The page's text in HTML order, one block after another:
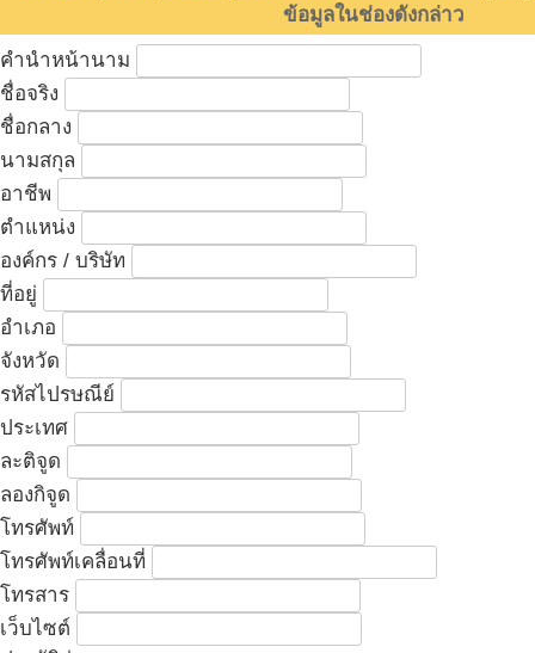
ข้อมูลในช่องดังกล่าว
คำนำหน้านาม
ชื่อจริง
ชื่อกลาง
นามสกุล
อาชีพ
ตำแหน่ง
องค์กร / บริษัท
ที่อยู่
อำเภอ
จังหวัด
รหัสไปรษณีย์
ประเทศ
ละติจูด
ลองกิจูด
โทรศัพท์
โทรศัพท์เคลื่อนที่
โทรสาร
เว็บไซต์